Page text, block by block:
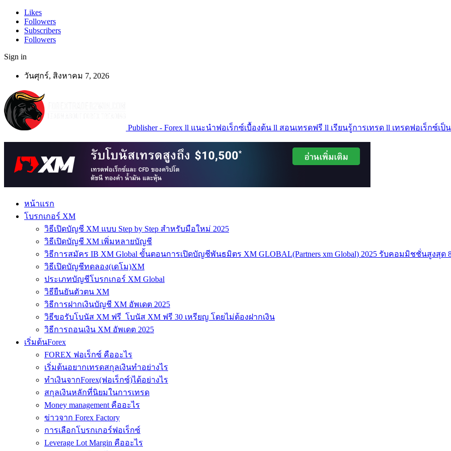
Likes
Followers
Subscribers
Followers
Sign in
วันศุกร์, สิงหาคม 7, 2026
Publisher - Forex ll แนะนำฟอเร็กซ์เบื้องต้น ll สอนเทรดฟรี ll เรียนรู้การเทรด ll เทรดฟอเร็กซ์เป็
หน้าแรก
โบรกเกอร์ XM
วิธีเปิดบัญชี XM แบบ Step by Step สำหรับมือใหม่ 2025
วิธีเปิดบัญชี XM เพิ่มหลายบัญชี
วิธีการสมัคร IB XM Global ขั้นตอนการเปิดบัญชีพันธมิตร XM GLOBAL(Partners xm Global) 2025 รับคอมมิชชั่นสูงสุด
วิธีเปิดบัญชีทดลอง(เดโม)XM
ประเภทบัญชีโบรกเกอร์ XM Global
วิธียืนยันตัวตน XM
วิธีการฝากเงินบัญชี XM อัพเดต 2025
วิธีขอรับโบนัส XM ฟรี โบนัส XM ฟรี 30 เหรียญ โดยไม่ต้องฝากเงิน
วิธีการถอนเงิน XM อัพเดต 2025
เริ่มต้นForex
FOREX ฟอเร็กซ์ คืออะไร
เริ่มต้นอยากเทรดสกุลเงินทำอย่างไร
ทำเงินจากForex(ฟอเร็กซ์)ได้อย่างไร
สกุลเงินหลักที่นิยมในการเทรด
Money management คืออะไร
ข่าวจาก Forex Factory
การเลือกโบรกเกอร์ฟอเร็กซ์
Leverage Lot Margin คืออะไร